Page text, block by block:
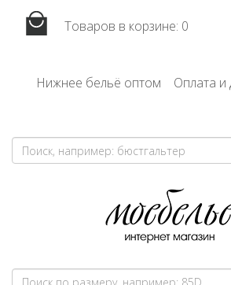
Товаров в корзине: 0
Нижнее бельё оптом Оплата и